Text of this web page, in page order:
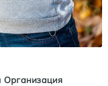
Организация